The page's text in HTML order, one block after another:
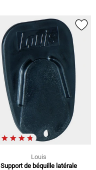
Louis
Support de béquille latérale